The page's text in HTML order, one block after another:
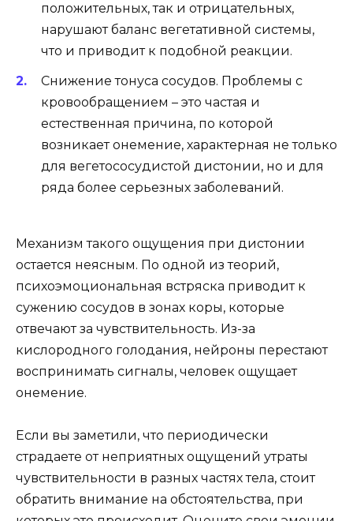
положительных, так и отрицательных,
нарушают баланс вегетативной системы,
что и приводит к подобной реакции.
Снижение тонуса сосудов. Проблемы с
кровообращением – это частая и
естественная причина, по которой
возникает онемение, характерная не только
для вегетососудистой дистонии, но и для
ряда более серьезных заболеваний.
Механизм такого ощущения при дистонии
остается неясным. По одной из теорий,
психоэмоциональная встряска приводит к
сужению сосудов в зонах коры, которые
отвечают за чувствительность. Из-за
кислородного голодания, нейроны перестают
воспринимать сигналы, человек ощущает
онемение.
Если вы заметили, что периодически
страдаете от неприятных ощущений утраты
чувствительности в разных частях тела, стоит
обратить внимание на обстоятельства, при